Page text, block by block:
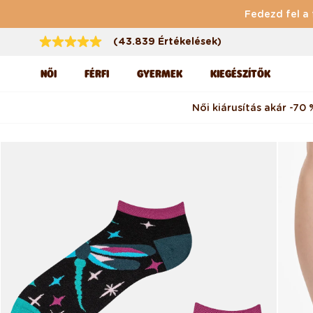
Fedezd fel a
(43.839 Értékelések)
NŐI FÉRFI GYERMEK KIEGÉSZÍTŐK
Női kiárusítás akár -70